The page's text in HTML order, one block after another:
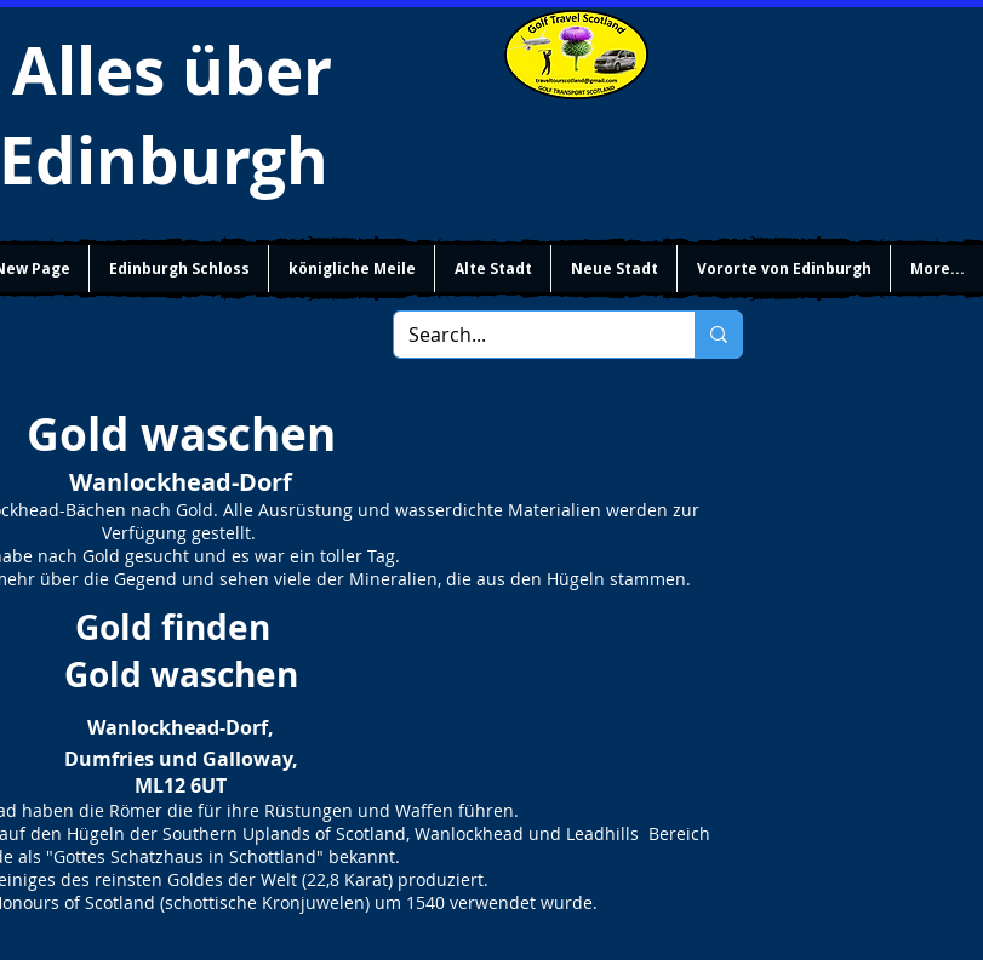
Alles über
Edinburgh
Page Edinburgh Schloss königliche Meile Alte Stadt Neue Stadt Vororte von Edinburgh More...
Gold waschen
Wanlockhead-Dorf
Bächen nach Gold. Alle Ausrüstung und wasserdichte Materialien werden zur
Verfügung gestellt.
nach Gold gesucht und es war ein toller Tag.
über die Gegend und sehen viele der Mineralien, die aus den Hügeln stammen.
Gold finden
Gold waschen
Wanlockhead-Dorf,
Dumfries und Galloway,
ML12 6UT
haben die Römer die​ für ihre Rüstungen und Waffen führen.
den Hügeln der Southern Uplands of Scotland, Wanlockhead und Leadhills Bereich
als "Gottes Schatzhaus in Schottland" bekannt.
des reinsten Goldes der Welt (22,8 Karat) produziert.
of Scotland (schottische Kronjuwelen) um 1540 verwendet wurde.